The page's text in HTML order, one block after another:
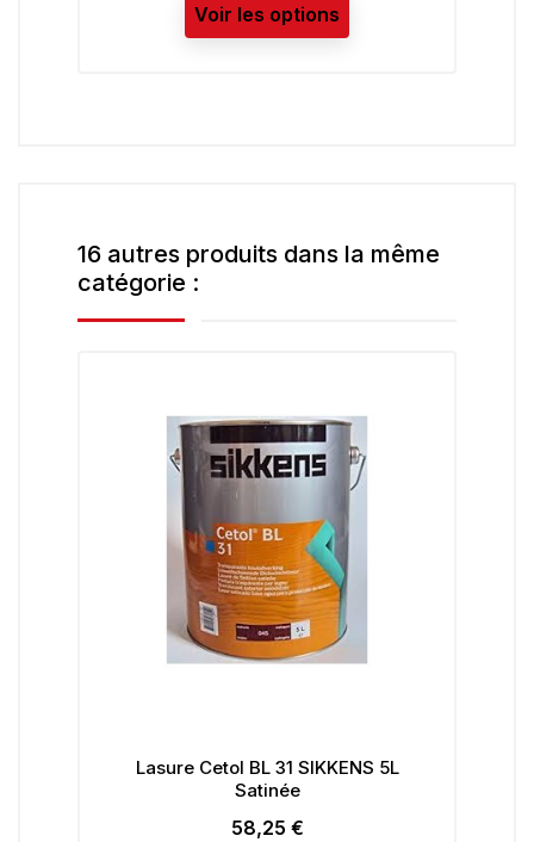
Voir les options
16 autres produits dans la même
catégorie :
Lasure Cetol BL 31 SIKKENS 5L
Satinée
Prix
58,25 €